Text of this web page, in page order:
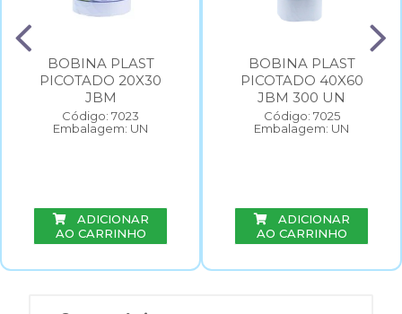
BOBINA PLAST
PICOTADO 20X30
JBM
Código: 7023
Embalagem: UN
ADICIONAR
AO CARRINHO
BOBINA PLAST
PICOTADO 40X60
JBM 300 UN
Código: 7025
Embalagem: UN
ADICIONAR
AO CARRINHO